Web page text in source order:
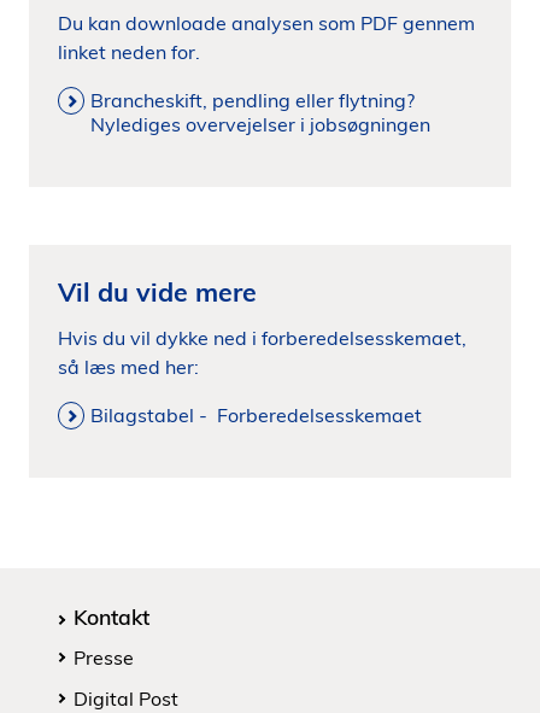
Du kan downloade analysen som PDF gennem
linket neden for.
Brancheskift, pendling eller flytning?
Nylediges overvejelser i jobsøgningen
Vil du vide mere
Hvis du vil dykke ned i forberedelsesskemaet,
så læs med her:
Bilagstabel - Forberedelsesskemaet
Kontakt
Presse
Digital Post